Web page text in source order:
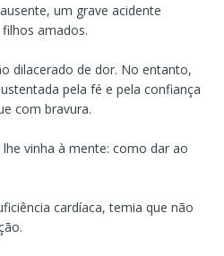
um grave acidente
amados.
dilacerado de dor. No entanto,
pela fé e pela confiança
com bravura.
vinha à mente: como dar ao
cardíaca, temia que não